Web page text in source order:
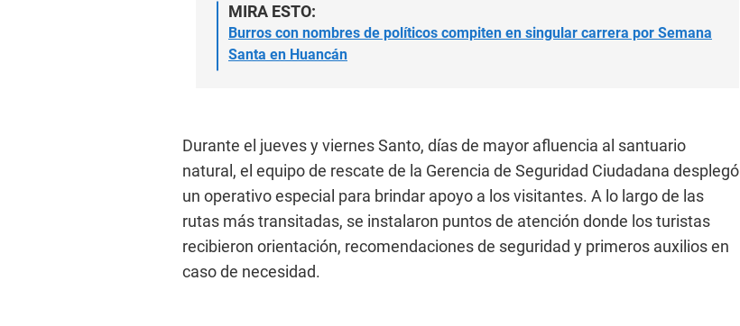
MIRA ESTO:
Burros con nombres de políticos compiten en singular carrera por Semana
Santa en Huancán
Durante el jueves y viernes Santo, días de mayor afluencia al santuario
natural, el equipo de rescate de la Gerencia de Seguridad Ciudadana desplegó
un operativo especial para brindar apoyo a los visitantes. A lo largo de las
rutas más transitadas, se instalaron puntos de atención donde los turistas
recibieron orientación, recomendaciones de seguridad y primeros auxilios en
caso de necesidad.